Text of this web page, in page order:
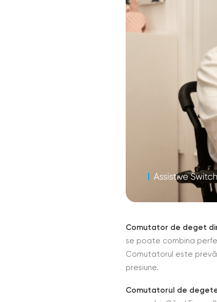
Comutator de deget
se poate combina
Comutatorul este
presiune.
Comutatorul de